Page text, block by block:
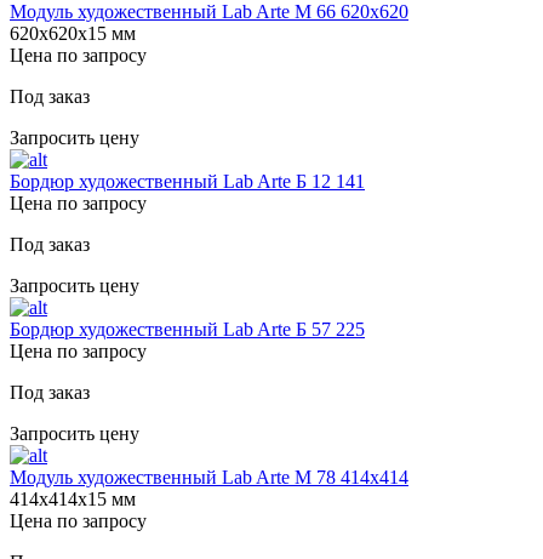
Модуль художественный Lab Arte М 66 620х620
620х620х15 мм
Цена по запросу
Под заказ
Запросить цену
Бордюр художественный Lab Arte Б 12 141
Цена по запросу
Под заказ
Запросить цену
Бордюр художественный Lab Arte Б 57 225
Цена по запросу
Под заказ
Запросить цену
Модуль художественный Lab Arte М 78 414х414
414х414х15 мм
Цена по запросу